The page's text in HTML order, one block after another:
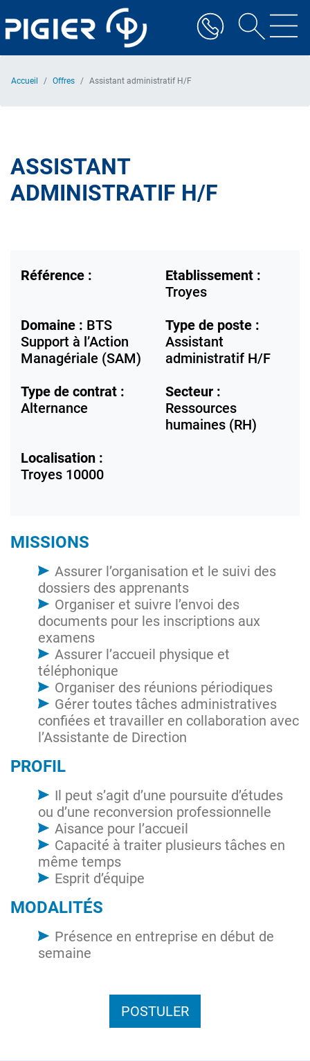
au
contenu
Accueil Offres Assistant administratif H/F
ASSISTANT
ADMINISTRATIF H/F
Référence :
Etablissement :
Troyes
Domaine : BTS
Support à l’Action
Managériale (SAM)
Type de poste :
Assistant
administratif H/F
Type de contrat :
Alternance
Secteur :
Ressources
humaines (RH)
Localisation :
Troyes 10000
MISSIONS
Assurer l’organisation et le suivi des
dossiers des apprenants
Organiser et suivre l’envoi des
documents pour les inscriptions aux
examens
Assurer l’accueil physique et
téléphonique
Organiser des réunions périodiques
Gérer toutes tâches administratives
confiées et travailler en collaboration avec
l’Assistante de Direction
PROFIL
Il peut s’agit d’une poursuite d’études
ou d’une reconversion professionnelle
Aisance pour l’accueil
Capacité à traiter plusieurs tâches en
même temps
Esprit d’équipe
MODALITÉS
Présence en entreprise en début de
semaine
POSTULER